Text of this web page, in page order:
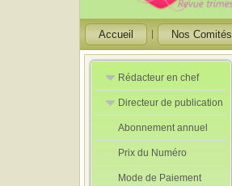
Accueil Nos Comités
Rédacteur en chef
Rédacteurs en
Chef Adjoint
Directeur de publication
Directeur de
publication
adjoint
Abonnement annuel
Prix du Numéro
Mode de Paiement